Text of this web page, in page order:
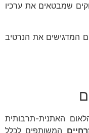
את ערכיו
את הנרטיב
האתנית-תרבותית
המשותפים לכלל